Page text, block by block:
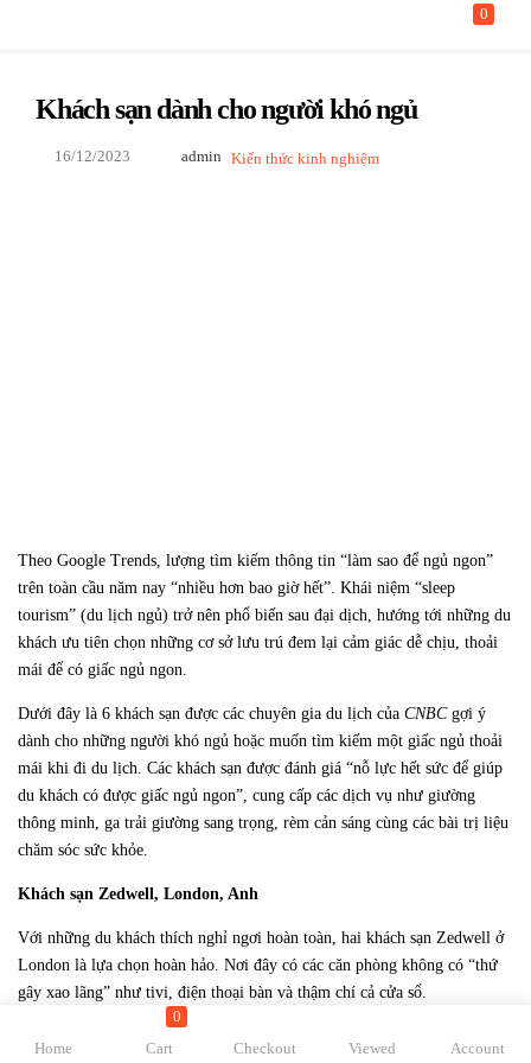
0
Home
0
Cart
Checkout Viewed Account
Khách sạn dành cho người khó ngủ
16/12/2023 admin Kiến thức kinh nghiệm
Theo Google Trends, lượng tìm kiếm thông tin “làm sao để ngủ ngon”
trên toàn cầu năm nay “nhiều hơn bao giờ hết”. Khái niệm “sleep
tourism” (du lịch ngủ) trở nên phổ biến sau đại dịch, hướng tới những du
khách ưu tiên chọn những cơ sở lưu trú đem lại cảm giác dễ chịu, thoải
mái để có giấc ngủ ngon.
Dưới đây là 6 khách sạn được các chuyên gia du lịch của CNBCgợi ý
dành cho những người khó ngủ hoặc muốn tìm kiếm một giấc ngủ thoải
mái khi đi du lịch. Các khách sạn được đánh giá “nỗ lực hết sức để giúp
du khách có được giấc ngủ ngon”, cung cấp các dịch vụ như giường
thông minh, ga trải giường sang trọng, rèm cản sáng cùng các bài trị liệu
chăm sóc sức khỏe.
Khách sạn Zedwell, London, Anh
Với những du khách thích nghỉ ngơi hoàn toàn, hai khách sạn Zedwell ở
London là lựa chọn hoàn hảo. Nơi đây có các căn phòng không có “thứ
gây xao lãng” như tivi, điện thoại bàn và thậm chí cả cửa sổ.